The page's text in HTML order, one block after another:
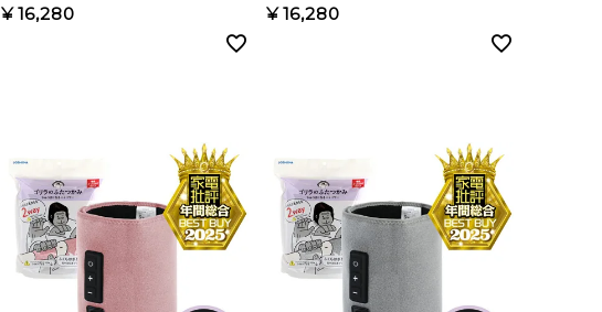
¥16,280 ¥16,280